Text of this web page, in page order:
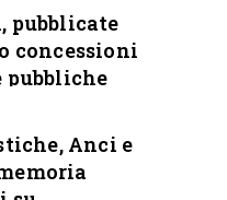
pubblicate
concessioni
pubbliche
Anci e